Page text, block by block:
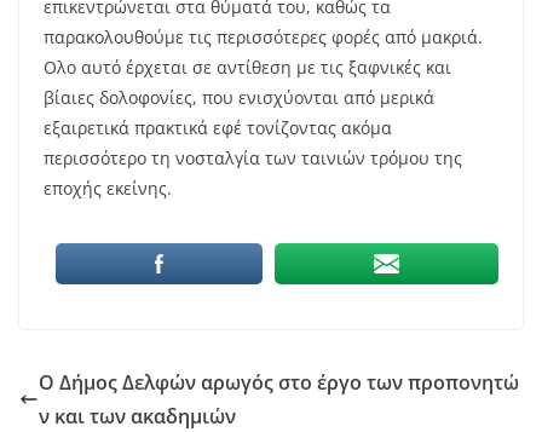
επικεντρώνεται στα θύματά του, καθώς τα
παρακολουθούμε τις περισσότερες φορές από μακριά.
Ολο αυτό έρχεται σε αντίθεση με τις ξαφνικές και
βίαιες δολοφονίες, που ενισχύονται από μερικά
εξαιρετικά πρακτικά εφέ τονίζοντας ακόμα
περισσότερο τη νοσταλγία των ταινιών τρόμου της
εποχής εκείνης.
Ο Δήμος Δελφών αρωγός στο έργο των προπονητώ
ν και των ακαδημιών